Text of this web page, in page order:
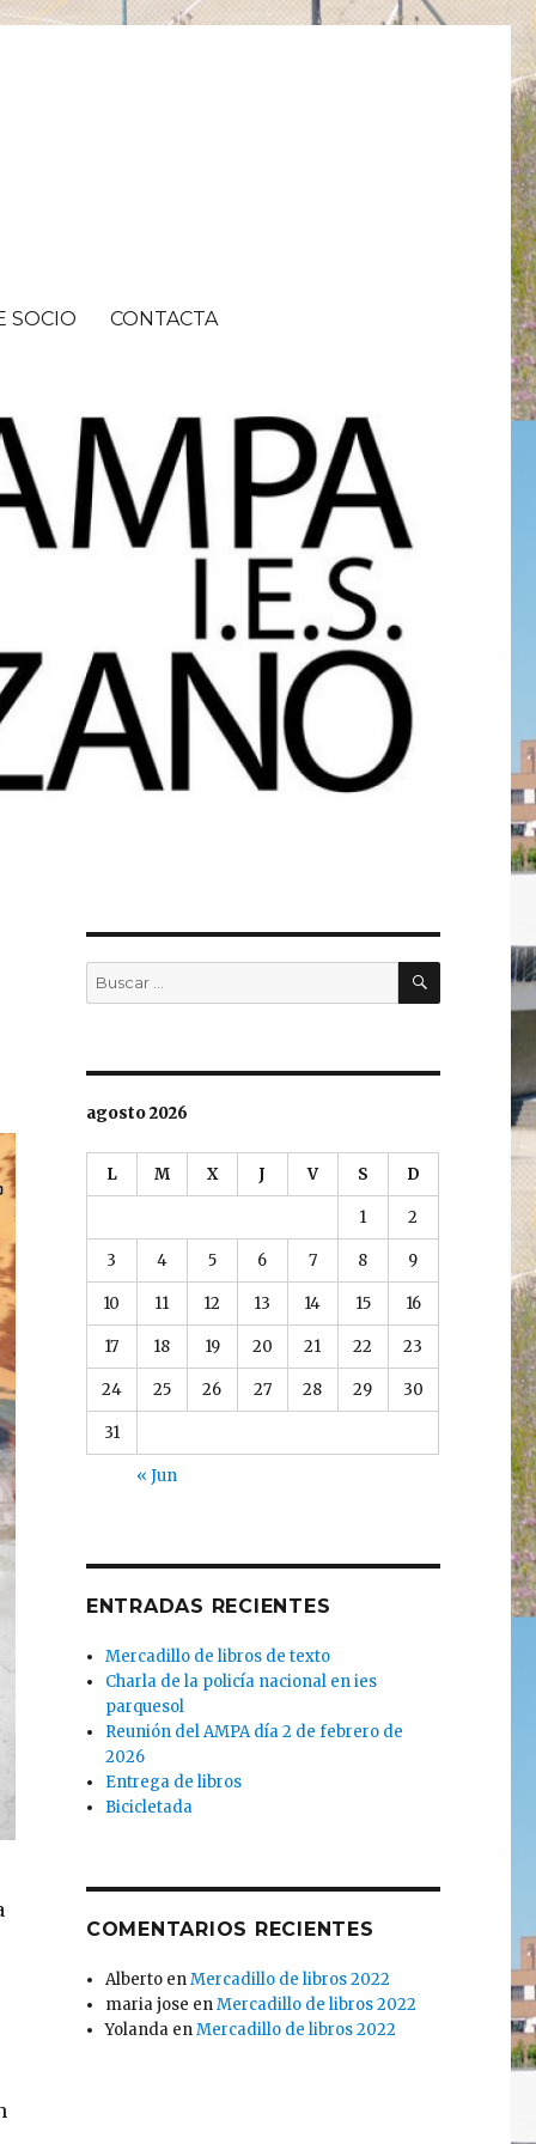
SOCIO CONTACTA
Buscar
por:
BUSCAR
agosto 2026
L M X J V S D
1 2
3 4 5 6 7 8 9
10 11 12 13 14 15 16
17 18 19 20 21 22 23
24 25 26 27 28 29 30
31
« Jun
ENTRADAS RECIENTES
Mercadillo de libros de texto
Charla de la policía nacional en ies
parquesol
Reunión del AMPA día 2 de febrero de
2026
Entrega de libros
Bicicletada
COMENTARIOS RECIENTES
Alberto enMercadillo de libros 2022
maria jose enMercadillo de libros 2022
Yolanda enMercadillo de libros 2022